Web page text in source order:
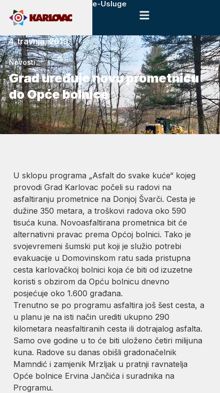
e-Usluge
4. travnja, 2019.
Novosti
Grad uređuje novu prometnicu
do Opće bolnice
U sklopu programa „Asfalt do svake kuće“ kojeg
provodi Grad Karlovac počeli su radovi na
asfaltiranju prometnice na Donjoj Švarči. Cesta je
dužine 350 metara, a troškovi radova oko 590
tisuća kuna. Novoasfaltirana prometnica bit će
alternativni pravac prema Općoj bolnici. Tako je
svojevremeni šumski put koji je služio potrebi
evakuacije u Domovinskom ratu sada pristupna
cesta karlovačkoj bolnici koja će biti od izuzetne
koristi s obzirom da Opću bolnicu dnevno
posjećuje oko 1.600 građana.
Trenutno se po programu asfaltira još šest cesta, a
u planu je na isti način urediti ukupno 290
kilometara neasfaltiranih cesta ili dotrajalog asfalta.
Samo ove godine u to će biti uloženo četiri milijuna
kuna. Radove su danas obišli gradonačelnik
Mamndić i zamjenik Mrzljak u pratnji ravnatelja
Opće bolnice Ervina Jančića i suradnika na
Programu.